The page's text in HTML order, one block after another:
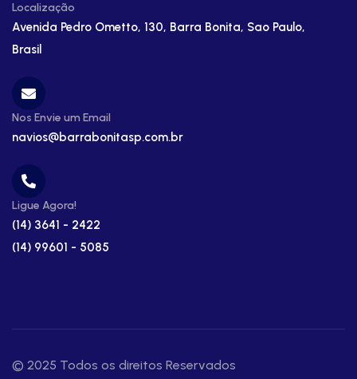
Localização
Avenida Pedro Ometto, 130, Barra Bonita, Sao Paulo,
Brasil
Nos Envie um Email
navios@barrabonitasp.com.br
Ligue Agora!
(14) 3641 - 2422
(14) 99601 - 5085
© 2025 Todos os direitos Reservados